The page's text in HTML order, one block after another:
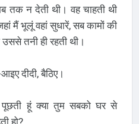
तक न देती थी। वह चाहती थी
मैं भूलूं वहां सुधारें, सब कामों की
तनी ही रहती थी।
दीदी, बैठिए।
हूं क्या तुम सबको घर से
हो?